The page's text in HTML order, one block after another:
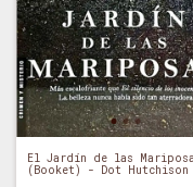
El Jardín de las
(Booket) - Dot Hutchison